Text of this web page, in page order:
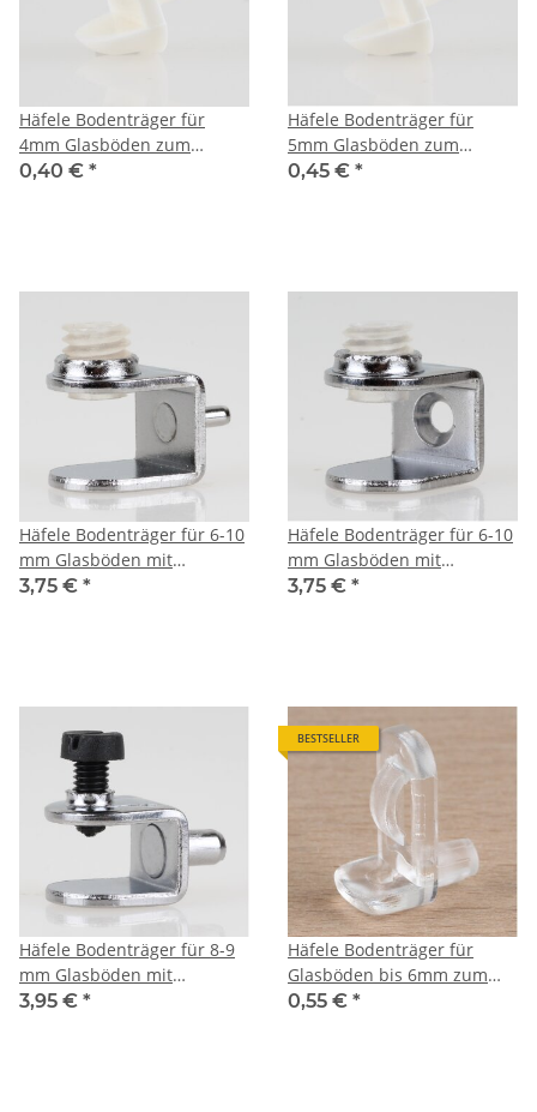
Häfele Bodenträger für
4mm Glasböden zum
Einstecken in 5mm Bohrloch
0,40 € *
Häfele Bodenträger für
5mm Glasböden zum
Einstecken in 5mm Bohrloch
0,45 € *
Häfele Bodenträger für 6-10
mm Glasböden mit
Sicherungsschraube zum
3,75 € *
Häfele Bodenträger für 6-10
mm Glasböden mit
Sicherungsschraube zum
3,75 € *
Häfele Bodenträger für 8-9
mm Glasböden mit
Sicherungsschraube
3,95 € *
BESTSELLER
Häfele Bodenträger für
Glasböden bis 6mm zum
Einstecken in 5mm Bohrloch
0,55 € *